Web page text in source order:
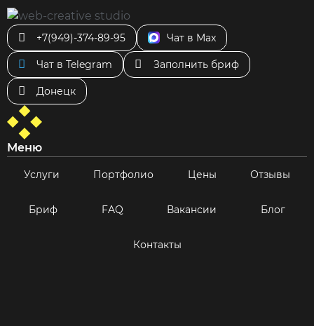
+7(949)-374-89-95 Чат в Max
Чат в Telegram Заполнить бриф
Донецк
Меню
Услуги Портфолио Цены Отзывы
Бриф FAQ Вакансии Блог
Контакты